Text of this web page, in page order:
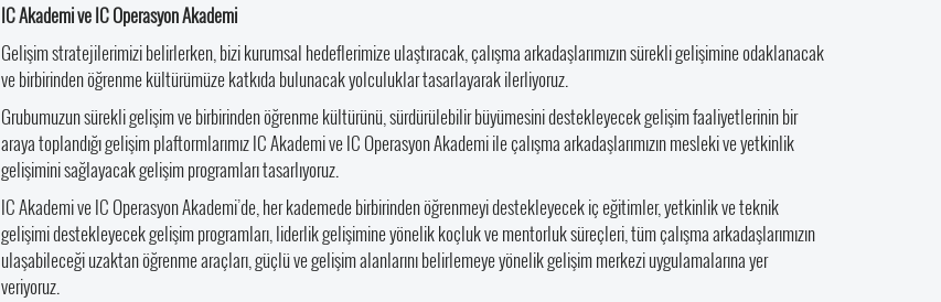
IC Akademi ve IC Operasyon Akademi
Gelişim stratejilerimizi belirlerken, bizi kurumsal hedeflerimize ulaştıracak, çalışma arkadaşlarımızın sürekli gelişimine odaklanacak
ve birbirinden öğrenme kültürümüze katkıda bulunacak yolculuklar tasarlayarak ilerliyoruz.
Grubumuzun sürekli gelişim ve birbirinden öğrenme kültürünü, sürdürülebilir büyümesini destekleyecek gelişim faaliyetlerinin bir
araya toplandığı gelişim plaftormlarımız IC Akademi ve IC Operasyon Akademi ile çalışma arkadaşlarımızın mesleki ve yetkinlik
gelişimini sağlayacak gelişim programları tasarlıyoruz.
IC Akademi ve IC Operasyon Akademi’de, her kademede birbirinden öğrenmeyi destekleyecek iç eğitimler, yetkinlik ve teknik
gelişimi destekleyecek gelişim programları, liderlik gelişimine yönelik koçluk ve mentorluk süreçleri, tüm çalışma arkadaşlarımızın
ulaşabileceği uzaktan öğrenme araçları, güçlü ve gelişim alanlarını belirlemeye yönelik gelişim merkezi uygulamalarına yer
veriyoruz.